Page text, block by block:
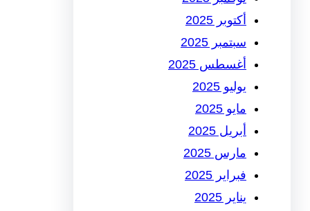
أكتوبر 2025
سبتمبر 2025
أغسطس 2025
يوليو 2025
مايو 2025
أبريل 2025
مارس 2025
فبراير 2025
يناير 2025